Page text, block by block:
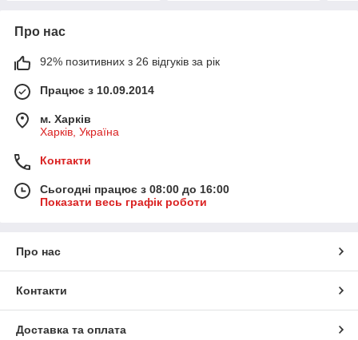
Про нас
92% позитивних з 26 відгуків за рік
Працює з 10.09.2014
м. Харків
Харків, Україна
Контакти
Сьогодні працює з 08:00 до 16:00
Показати весь графік роботи
Про нас
Контакти
Доставка та оплата